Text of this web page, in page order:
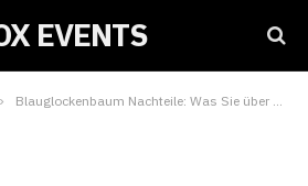
EVENTS
Blauglockenbaum Nachteile: Was Sie über die Schattenseiten dieses Baumes wissen sollten